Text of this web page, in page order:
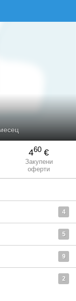
460 €
Закупени
оферти
4
5
9
2